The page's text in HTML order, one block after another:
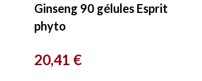
Ginseng 90 gélules Esprit
phyto
Prix
20,41 €